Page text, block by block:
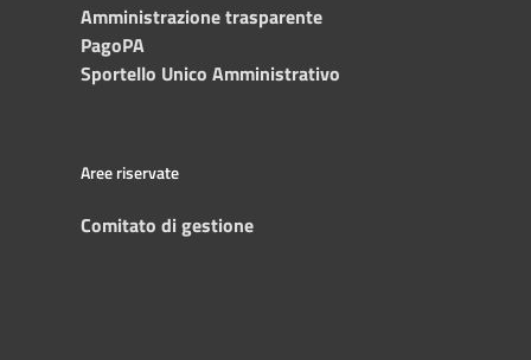
Amministrazione trasparente
PagoPA
Sportello Unico Amministrativo
Aree riservate
Comitato di gestione